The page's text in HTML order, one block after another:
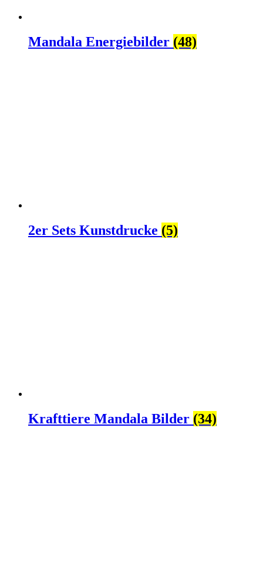
Mandala Energiebilder (48)
2er Sets Kunstdrucke (5)
Krafttiere Mandala Bilder (34)